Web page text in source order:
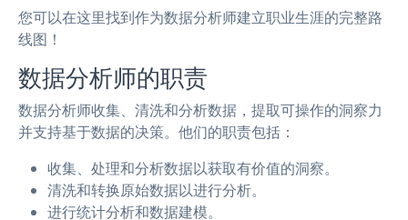
您可以在这里找到作为数据分析师建立职业生涯的完整路
线图！
数据分析师的职责
数据分析师收集、清洗和分析数据，提取可操作的洞察力
并支持基于数据的决策。他们的职责包括：
收集、处理和分析数据以获取有价值的洞察。
清洗和转换原始数据以进行分析。
进行统计分析和数据建模。